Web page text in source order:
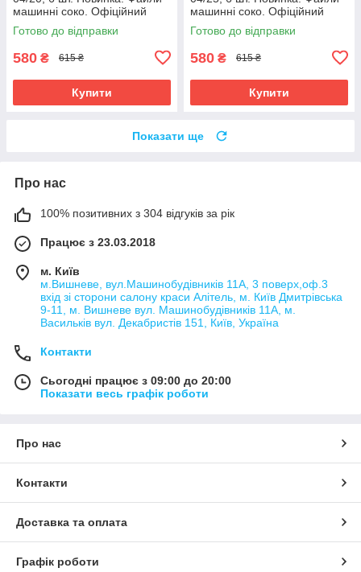
машинні соко. Офіційний
представник. Оригінал.
Готово до відправки
580 ₴ 615 ₴
Купити
машинні соко. Офіційний
представник. Оригінал.
Готово до відправки
580 ₴ 615 ₴
Купити
Показати ще
Про нас
100% позитивних з 304 відгуків за рік
Працює з 23.03.2018
м. Київ
м.Вишневе, вул.Машинобудівників 11А, 3 поверх,оф.3
вхід зі сторони салону краси Алітель, м. Київ Дмитрівська
9-11, м. Вишневе вул. Машинобудівників 11А, м.
Васильків вул. Декабристів 151, Київ, Україна
Контакти
Сьогодні працює з 09:00 до 20:00
Показати весь графік роботи
Про нас
Контакти
Доставка та оплата
Графік роботи